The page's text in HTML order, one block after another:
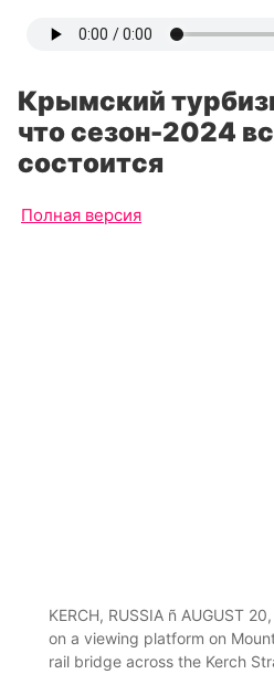
Крымский
что сезон-2024
состоится
Полная версия
KERCH, RUSSIA ñ AUGUST
on a viewing platform on
rail bridge across the Kerch